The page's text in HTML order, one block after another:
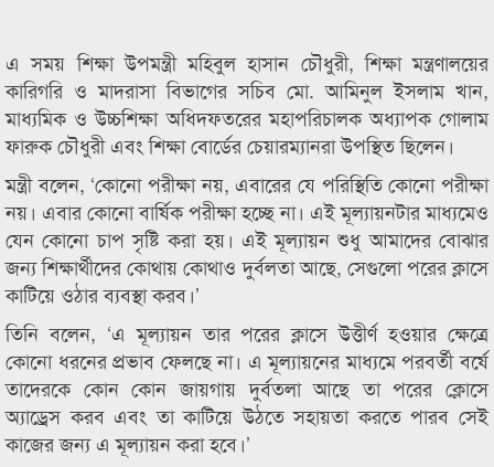
এ সময় শিক্ষা উপমন্ত্রী মহিবুল হাসান চৌধুরী, শিক্ষা মন্ত্রণালয়ের
কারিগরি ও মাদরাসা বিভাগের সচিব মো. আমিনুল ইসলাম খান,
মাধ্যমিক ও উচ্চশিক্ষা অধিদফতরের মহাপরিচালক অধ্যাপক গোলাম
ফারুক চৌধুরী এবং শিক্ষা বোর্ডের চেয়ারম্যানরা উপস্থিত ছিলেন।
মন্ত্রী বলেন, ‘কোনো পরীক্ষা নয়, এবারের যে পরিস্থিতি কোনো পরীক্ষা
নয়। এবার কোনো বার্ষিক পরীক্ষা হচ্ছে না। এই মূল্যায়নটার মাধ্যমেও
যেন কোনো চাপ সৃষ্টি করা হয়। এই মূল্যায়ন শুধু আমাদের বোঝার
জন্য শিক্ষার্থীদের কোথায় কোথাও দুর্বলতা আছে, সেগুলো পরের ক্লাসে
কাটিয়ে ওঠার ব্যবস্থা করব।’
তিনি বলেন, ‘এ মূল্যায়ন তার পরের ক্লাসে উত্তীর্ণ হওয়ার ক্ষেত্রে
কোনো ধরনের প্রভাব ফেলছে না। এ মূল্যায়নের মাধ্যমে পরবর্তী বর্ষে
তাদেরকে কোন কোন জায়গায় দুর্বতলা আছে তা পরের ক্লোসে
অ্যাড্রেস করব এবং তা কাটিয়ে উঠতে সহায়তা করতে পারব সেই
কাজের জন্য এ মূল্যায়ন করা হবে।’